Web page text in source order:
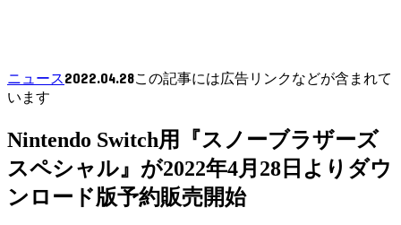
ニュース2022.04.28この記事には広告リンクなどが含まれて
います
Nintendo Switch用『スノーブラザーズ
スペシャル』が2022年4月28日よりダウ
ンロード版予約販売開始